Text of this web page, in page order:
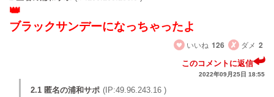
ブラックサンデーになっちゃったよ
いいね 126 ダメ 2
このコメントに返信
2022年09月25日 18:55
2.1 匿名の浦和サポ (IP:49.96.243.16 )